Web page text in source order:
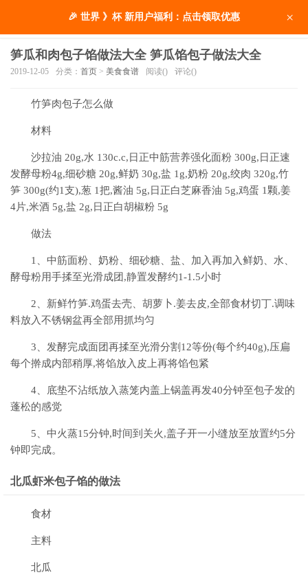
笋瓜和肉包子馅做法大全 笋瓜馅包子做法大全
2019-12-05 分类： 首页 > 美食食谱 阅读() 评论()
竹笋肉包子怎么做
材料
沙拉油 20g,水 130c.c,日正中筋营养强化面粉 300g,日正速
发酵母粉4g,细砂糖 20g,鲜奶 30g,盐 1g,奶粉 20g,绞肉 320g,竹
笋 300g(约1支),葱 1把,酱油 5g,日正白芝麻香油 5g,鸡蛋 1颗,姜
4片,米酒 5g,盐 2g,日正白胡椒粉 5g
做法
1、中筋面粉、奶粉、细砂糖、盐、加入再加入鲜奶、水、
酵母粉用手揉至光滑成团,静置发酵约1-1.5小时
2、新鲜竹笋.鸡蛋去壳、胡萝卜.姜去皮,全部食材切丁.调味
料放入不锈钢盆再全部用抓均匀
3、发酵完成面团再揉至光滑分割12等份(每个约40g),压扁
每个擀成内部稍厚,将馅放入皮上再将馅包紧
4、底垫不沾纸放入蒸笼内盖上锅盖再发40分钟至包子发的
蓬松的感觉
5、中火蒸15分钟,时间到关火,盖子开一小缝放至放置约5分
钟即完成。
北瓜虾米包子馅的做法
食材
主料
北瓜
🎉 世界 》杯 新用户福利：点击领取优惠 ×